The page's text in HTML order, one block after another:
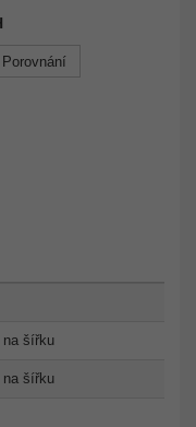
Porovnání
na šířku
na šířku